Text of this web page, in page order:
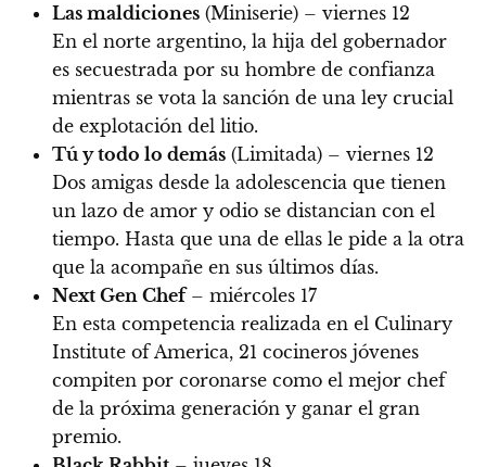
Las maldiciones (Miniserie) – viernes 12
En el norte argentino, la hija del gobernador
es secuestrada por su hombre de confianza
mientras se vota la sanción de una ley crucial
de explotación del litio.
Tú y todo lo demás (Limitada) – viernes 12
Dos amigas desde la adolescencia que tienen
un lazo de amor y odio se distancian con el
tiempo. Hasta que una de ellas le pide a la otra
que la acompañe en sus últimos días.
Next Gen Chef– miércoles 17
En esta competencia realizada en el Culinary
Institute of America, 21 cocineros jóvenes
compiten por coronarse como el mejor chef
de la próxima generación y ganar el gran
premio.